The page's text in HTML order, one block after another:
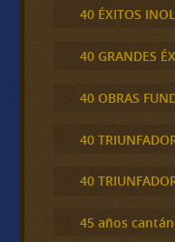
40 ÉXITOS
40 GRANDES
40 OBRAS
40
40
45 años